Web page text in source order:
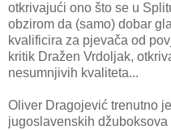
otkrivajući ono što se u
obzirom da (samo) dobar
kvalificira za pjevača od
kritik Dražen Vrdoljak,
nesumnjivih kvaliteta...
Oliver Dragojević trenutno
jugoslavenskih